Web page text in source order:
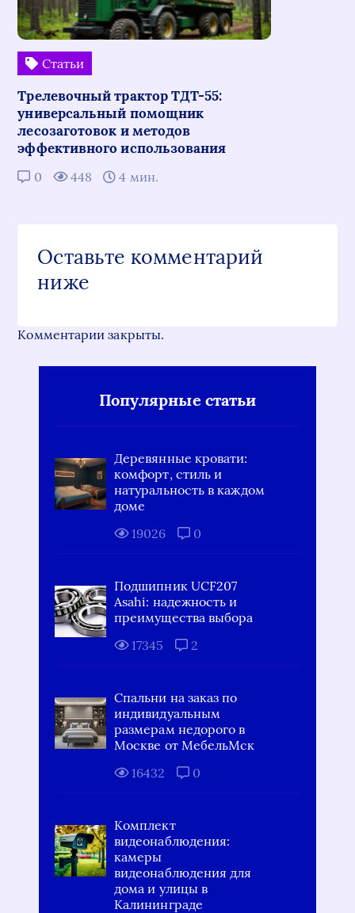
Статьи
Трелевочный трактор ТДТ-55:
универсальный помощник
лесозаготовок и методов
эффективного использования
0 448 4 мин.
Оставьте комментарий
ниже
Комментарии закрыты.
Популярные статьи
Деревянные кровати:
комфорт, стиль и
натуральность в каждом
доме
19026
0
Подшипник UCF207
Asahi: надежность и
преимущества выбора
17345
2
Спальни на заказ по
индивидуальным
размерам недорого в
Москве от МебельМск
16432
0
Комплект
видеонаблюдения:
камеры
видеонаблюдения для
дома и улицы в
Калининграде